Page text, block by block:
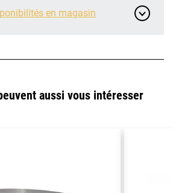
en magasin
aussi vous intéresser